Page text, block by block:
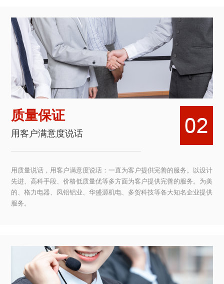
质量保证
用客户满意度说话
用质量说话，用客户满意度说话：一直为客户提供完善的服务。以设计
先进、高科手段、价格低质量优等多方面为客户提供完善的服务。为美
的、格力电器、凤铝铝业、华盛源机电、多贺科技等各大知名企业提供
服务。